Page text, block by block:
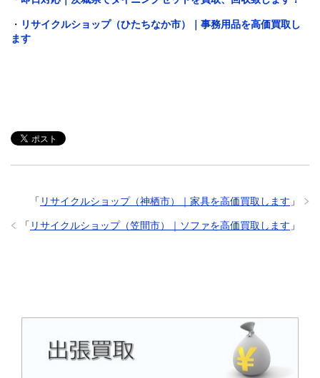
・ リサイクルショップ（ひたちなか市）｜事務用品を高価買取し
ます
「 リサイクルショップ（神栖市）｜家具を高価買取します 」
「 リサイクルショップ（笠間市）｜ソファを高価買取します 」